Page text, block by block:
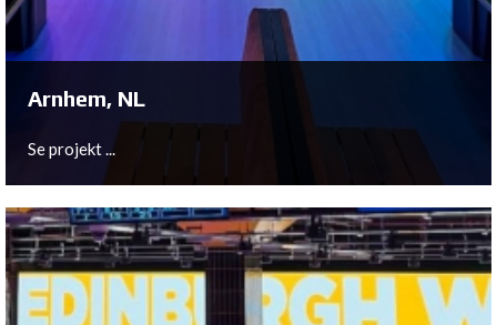
Arnhem, NL
Se projekt ...